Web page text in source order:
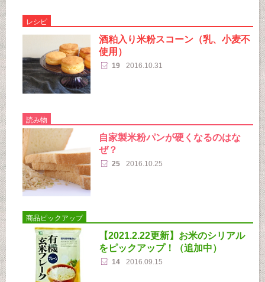
レシピ
酒粕入り米粉スコーン（乳、小麦不
使用）
19 2016.10.31
読み物
自家製米粉パンが硬くなるのはな
ぜ？
25 2016.10.25
商品ピックアップ
【2021.2.22更新】お米のシリアル
をピックアップ！（追加中）
14 2016.09.15